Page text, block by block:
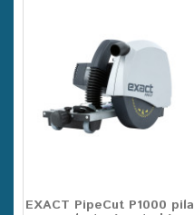
EXACT PipeCut P1000 pila